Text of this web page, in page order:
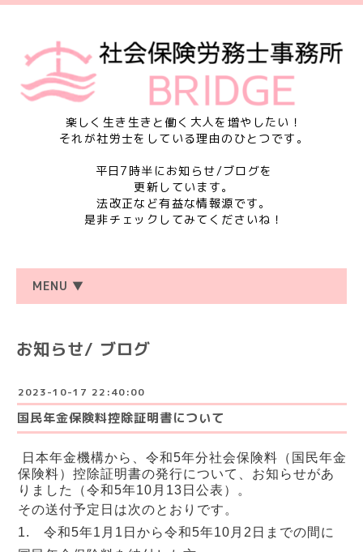
楽しく生き生きと働く大人を増やしたい！
それが社労士をしている理由のひとつです。
平日7時半にお知らせ/ブログを
更新しています。
法改正など有益な情報源です。
是非チェックしてみてくださいね！
MENU ▼
お知らせ/ ブログ
2023-10-17 22:40:00
国民年金保険料控除証明書について
日本年金機構から、令和5年分社会保険料（国民年金
保険料）控除証明書の発行について、お知らせがあ
りました（令和5年10月13日公表）。
その送付予定日は次のとおりです。
1. 令和5年1月1日から令和5年10月2日までの間に